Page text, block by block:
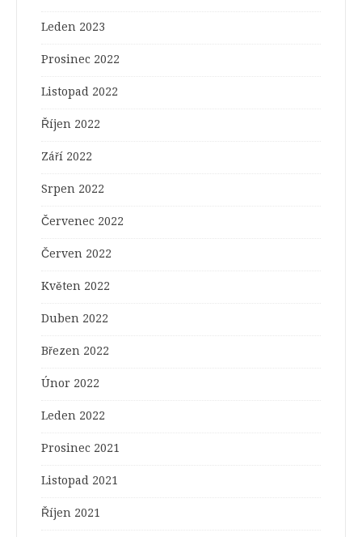
Leden 2023
Prosinec 2022
Listopad 2022
Říjen 2022
Září 2022
Srpen 2022
Červenec 2022
Červen 2022
Květen 2022
Duben 2022
Březen 2022
Únor 2022
Leden 2022
Prosinec 2021
Listopad 2021
Říjen 2021